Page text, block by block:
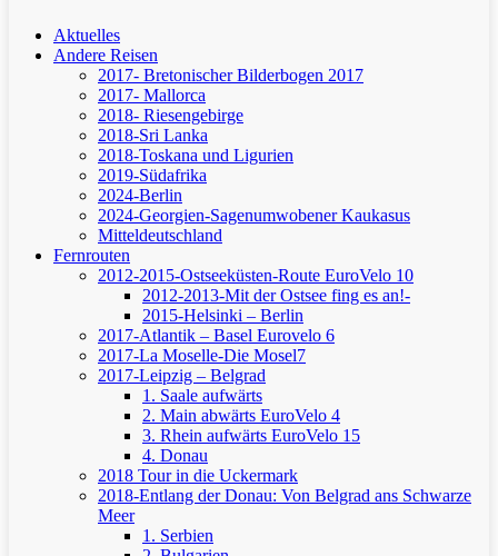
Aktuelles
Andere Reisen
2017- Bretonischer Bilderbogen 2017
2017- Mallorca
2018- Riesengebirge
2018-Sri Lanka
2018-Toskana und Ligurien
2019-Südafrika
2024-Berlin
2024-Georgien-Sagenumwobener Kaukasus
Mitteldeutschland
Fernrouten
2012-2015-Ostseeküsten-Route EuroVelo 10
2012-2013-Mit der Ostsee fing es an!-
2015-Helsinki – Berlin
2017-Atlantik – Basel Eurovelo 6
2017-La Moselle-Die Mosel7
2017-Leipzig – Belgrad
1. Saale aufwärts
2. Main abwärts EuroVelo 4
3. Rhein aufwärts EuroVelo 15
4. Donau
2018 Tour in die Uckermark
2018-Entlang der Donau: Von Belgrad ans Schwarze
Meer
1. Serbien